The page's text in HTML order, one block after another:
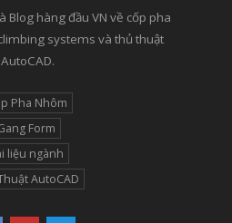
Blog hàng đầu VN về cốp pha
systems và thủ thuật
AutoCAD.
Pha Nhôm
Form
liệu ngành
AutoCAD